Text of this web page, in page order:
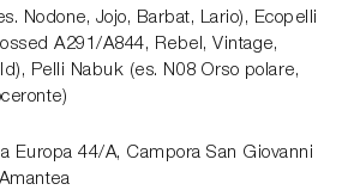
Nodone, Jojo, Barbat, Lario), Ecopelli
A291/A844, Rebel, Vintage,
Pelli Nabuk (es. N08 Orso polare,
Europa 44/A, Campora San Giovanni